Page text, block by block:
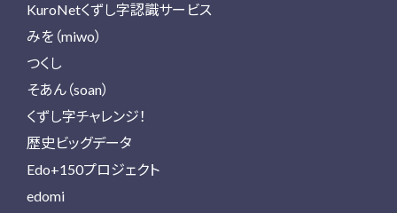
KuroNetくずし字認識サービス
みを（miwo）
つくし
そあん（soan）
くずし字チャレンジ！
歴史ビッグデータ
Edo+150プロジェクト
edomi